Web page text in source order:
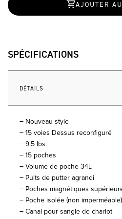
AJOUTER
SPÉCIFICATIONS
DÉTAILS
– Nouveau style
– 15 voies Dessus reconfiguré
– 9.5 lbs.
– 15 poches
– Volume de poche 34L
– Puits de putter agrandi
– Poches magnétiques
– Poche isolée (non imperméable)
– Canal pour sangle de chariot